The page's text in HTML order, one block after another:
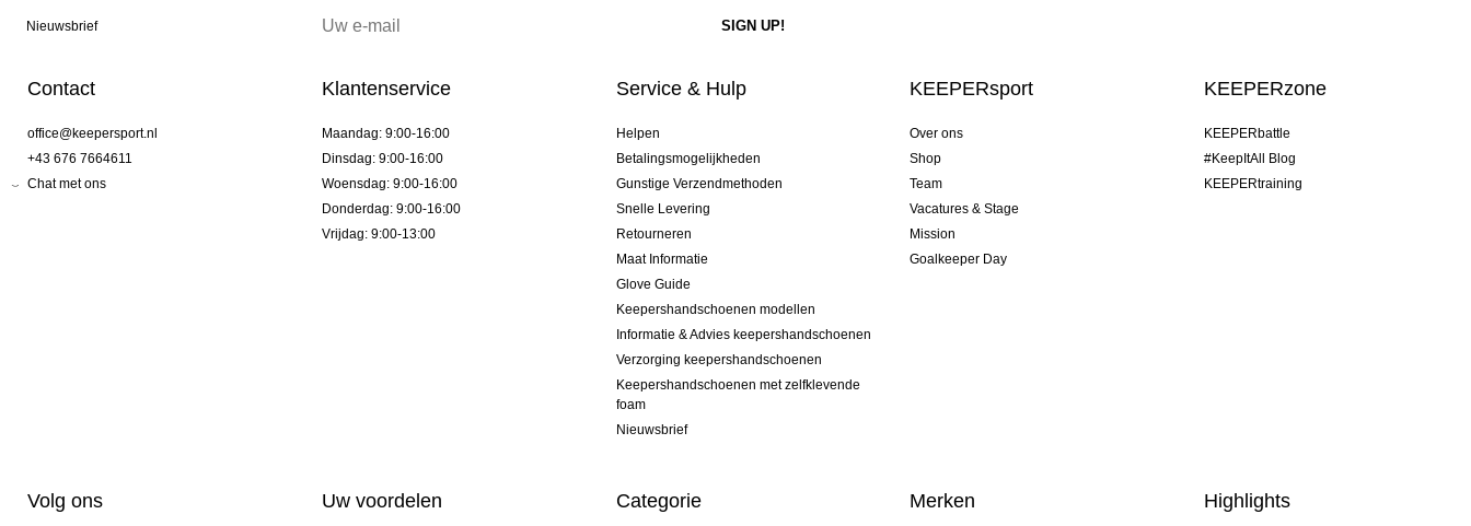
Nieuwsbrief
Contact
office@keepersport.nl
+43 676 7664611
Chat met ons
Klantenservice
Maandag: 9:00-16:00
Dinsdag: 9:00-16:00
Woensdag: 9:00-16:00
Donderdag: 9:00-16:00
Vrijdag: 9:00-13:00
Service & Hulp
Helpen
Betalingsmogelijkheden
Gunstige Verzendmethoden
Snelle Levering
Retourneren
Maat Informatie
Glove Guide
Keepershandschoenen modellen
Informatie & Advies keepershandschoenen
Verzorging keepershandschoenen
Keepershandschoenen met zelfklevende
foam
Nieuwsbrief
KEEPERsport
Over ons
Shop
Team
Vacatures & Stage
Mission
Goalkeeper Day
KEEPERzone
KEEPERbattle
#KeepItAll Blog
KEEPERtraining
Volg ons Uw voordelen Categorie Merken Highlights